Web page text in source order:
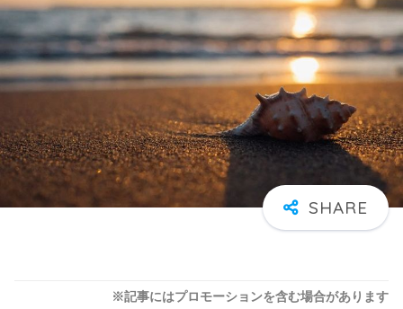
※記事にはプロモーションを含む場合があります